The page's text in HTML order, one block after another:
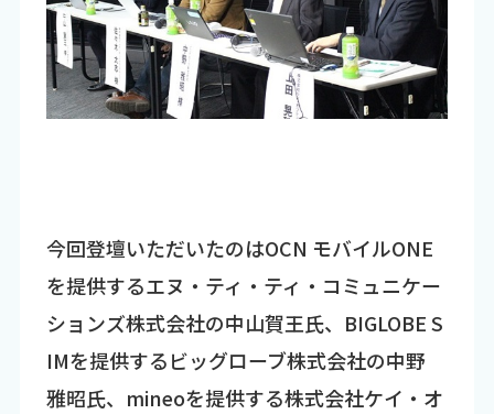
今回登壇いただいたのはOCN モバイルONE
を提供するエヌ・ティ・ティ・コミュニケー
ションズ株式会社の中山賀王氏、BIGLOBE S
IMを提供するビッグローブ株式会社の中野
雅昭氏、mineoを提供する株式会社ケイ・オ